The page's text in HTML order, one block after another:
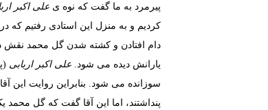
پیرمرد به ما گفت که نوه ی علی اکبر
کردیم و به منزل این استادی رفتیم که
دام افتادن و کشته شدن گل محمد
یارانش دیده می شود. علی اکبر اربابی
سوزانده می شود. بنابراین روایت این
پنداشتند، اما این آقا گفت که گل